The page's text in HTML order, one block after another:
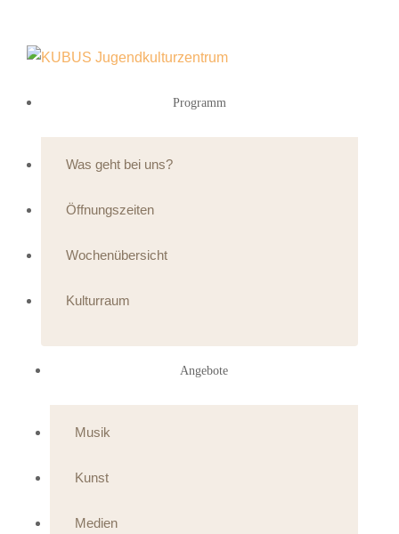
Programm
Was geht bei uns?
Öffnungszeiten
Wochenübersicht
Kulturraum
Angebote
Musik
Kunst
Medien